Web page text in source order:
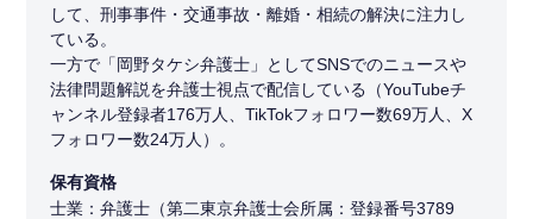
して、刑事事件・交通事故・離婚・相続の解決に注力し
ている。
一方で「岡野タケシ弁護士」としてSNSでのニュースや
法律問題解説を弁護士視点で配信している（YouTubeチ
ャンネル登録者176万人、TikTokフォロワー数69万人、X
フォロワー数24万人）。
保有資格
士業：弁護士（第二東京弁護士会所属：登録番号3789